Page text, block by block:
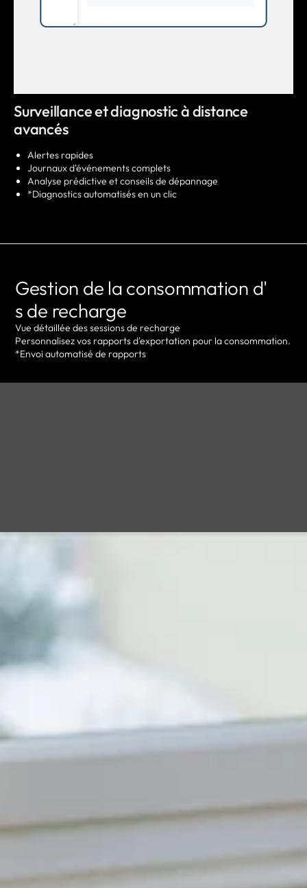
Surveillance et diagnostic à distance
avancés
Alertes rapides
Journaux d'événements complets
Analyse prédictive et conseils de dépannage
*Diagnostics automatisés en un clic
Gestion de la consommation d'
s de recharge
Vue détaillée des sessions de recharge
Personnalisez vos rapports d'exportation pour la consommation.
*Envoi automatisé de rapports